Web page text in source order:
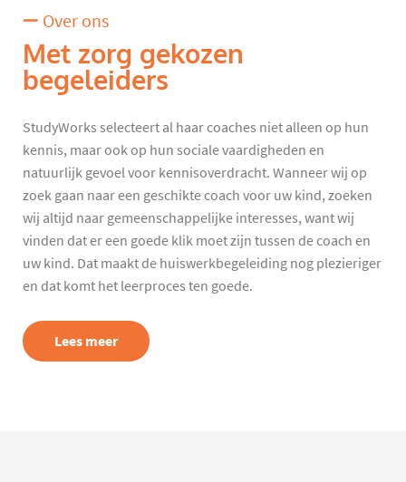
Over ons
Met zorg gekozen
begeleiders
StudyWorks selecteert al haar coaches niet alleen op hun
kennis, maar ook op hun sociale vaardigheden en
natuurlijk gevoel voor kennisoverdracht. Wanneer wij op
zoek gaan naar een geschikte coach voor uw kind, zoeken
wij altijd naar gemeenschappelijke interesses, want wij
vinden dat er een goede klik moet zijn tussen de coach en
uw kind. Dat maakt de huiswerkbegeleiding nog plezieriger
en dat komt het leerproces ten goede.
Lees meer